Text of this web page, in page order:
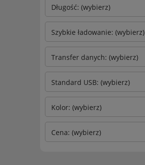
Długość: (wybierz)
Szybkie ładowanie: (wybierz)
Transfer danych: (wybierz)
Standard USB: (wybierz)
Kolor: (wybierz)
Cena: (wybierz)